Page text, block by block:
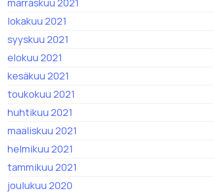
marraskuu 2021
lokakuu 2021
syyskuu 2021
elokuu 2021
kesäkuu 2021
toukokuu 2021
huhtikuu 2021
maaliskuu 2021
helmikuu 2021
tammikuu 2021
joulukuu 2020